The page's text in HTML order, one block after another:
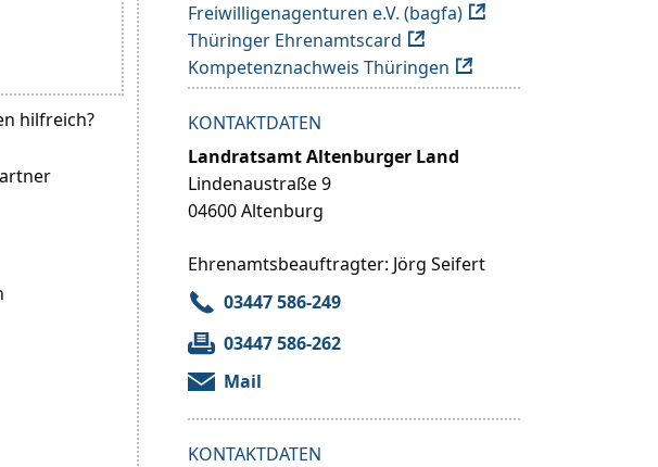
Freiwilligenagenturen e.V. (bagfa)
Thüringer Ehrenamtscard
Kompetenznachweis Thüringen
KONTAKTDATEN
Landratsamt Altenburger Land
Lindenaustraße 9
04600 Altenburg
Ehrenamtsbeauftragter: Jörg Seifert
03447 586-249
03447 586-262
Mail
KONTAKTDATEN